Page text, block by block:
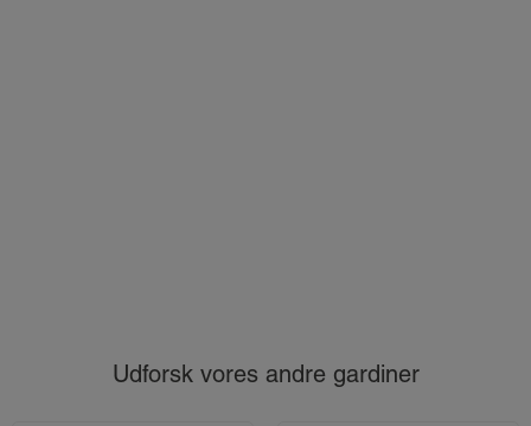
Udforsk vores andre gardiner